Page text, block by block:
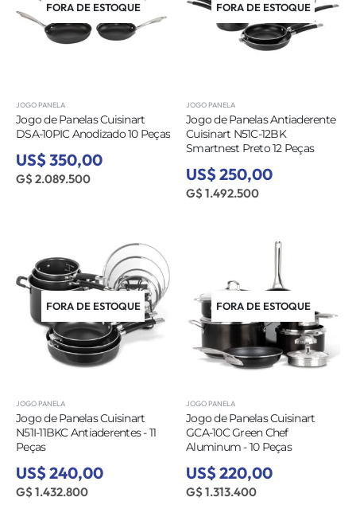
FORA DE ESTOQUE
JOGO PANELA
Jogo de Panelas Cuisinart
DSA-10PIC Anodizado 10 Peças
US$ 350,00
G$ 2.089.500
FORA DE ESTOQUE
JOGO PANELA
Jogo de Panelas Antiaderente
Cuisinart N51C-12BK
Smartnest Preto 12 Peças
US$ 250,00
G$ 1.492.500
FORA DE ESTOQUE
JOGO PANELA
Jogo de Panelas Cuisinart
N51I-11BKC Antiaderentes - 11
Peças
US$ 240,00
G$ 1.432.800
FORA DE ESTOQUE
JOGO PANELA
Jogo de Panelas Cuisinart
GCA-10C Green Chef
Aluminum - 10 Peças
US$ 220,00
G$ 1.313.400